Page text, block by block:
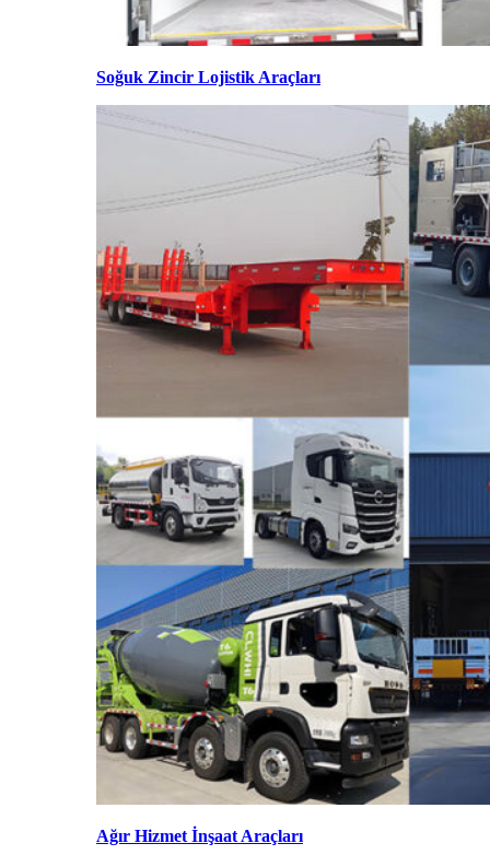
Soğuk Zincir Lojistik Araçları
Ağır Hizmet İnşaat Araçları